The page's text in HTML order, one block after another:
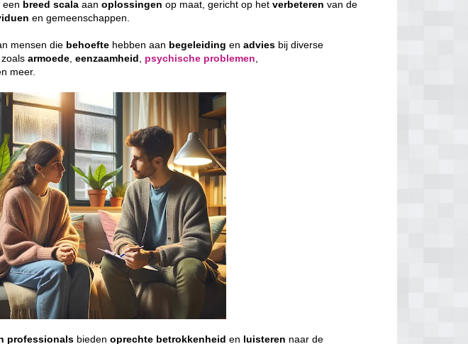
een breed scala aanoplossingen op maat, gericht op hetverbeteren van de
en gemeenschappen.
mensen die behoefte hebben aan begeleiding enadvies bij diverse
zoalsarmoede ,eenzaamheid psychische problemen
meer.
professionals biedenoprechte betrokkenheid en luisteren naar de